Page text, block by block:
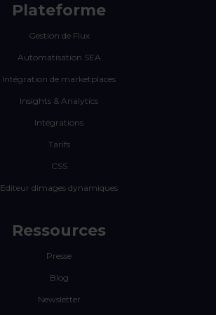
Plateforme
Gestion de Flux
Automatisation SEA
Intégration de marketplaces
Insights & Analytics
Intégrations
Tarifs
CSS
Editeur dimages dynamiques
Ressources
Presse
Blog
Newsletter